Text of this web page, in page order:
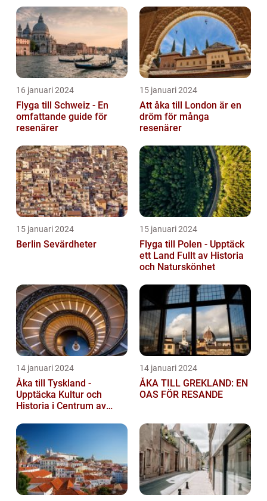
16 januari 2024
Flyga till Schweiz - En
omfattande guide för
resenärer
15 januari 2024
Att åka till London är en
dröm för många
resenärer
15 januari 2024
Berlin Sevärdheter
15 januari 2024
Flyga till Polen - Upptäck
ett Land Fullt av Historia
och Naturskönhet
14 januari 2024
Åka till Tyskland -
Upptäcka Kultur och
Historia i Centrum av
14 januari 2024
ÅKA TILL GREKLAND: EN
OAS FÖR RESANDE